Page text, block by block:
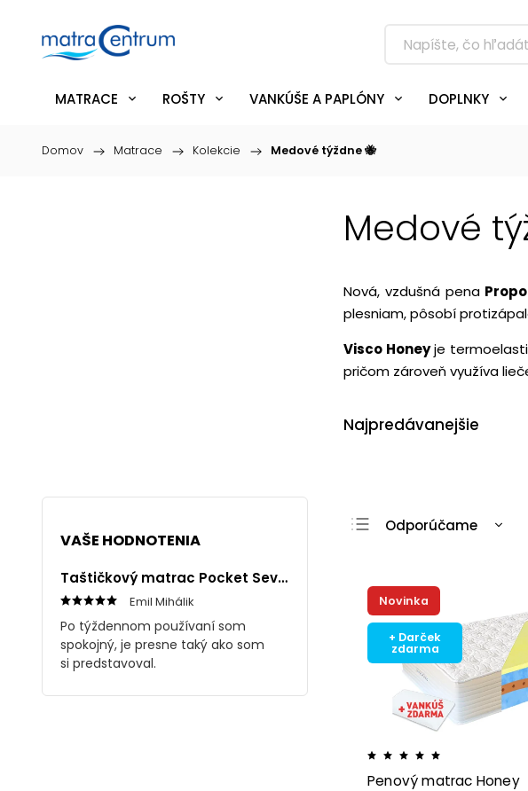
MATRACE ROŠTY VANKÚŠE A PAPLÓNY DOPLNKY
Domov / Matrace / Kolekcie / Medové týždne 🐝
VAŠE HODNOTENIA
Taštičkový matrac Pocket Seven 1+1
Emil Mihálik
Po týždennom používaní som
spokojný, je presne taký ako som
si predstavoval.
Medové
Nová, vzdušná pena
plesniam, pôsobí
Visco Honey je
pričom zároveň využíva
Najpredávanejšie
Odporúčame
Najdrahšie
Najpredávanejšie
Abecedne
Novinka
+ Darček
zdarma
Penový matrac Honey